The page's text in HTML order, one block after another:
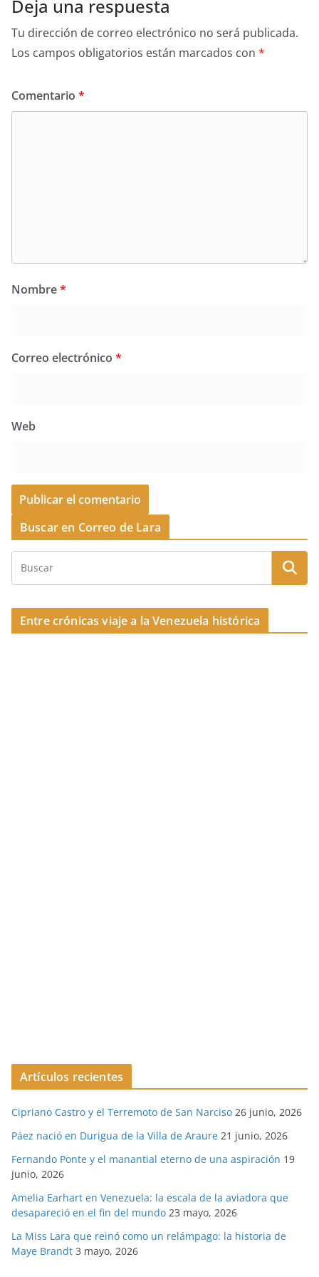
Deja una respuesta
Tu dirección de correo electrónico no será publicada.
Los campos obligatorios están marcados con *
Comentario *
Nombre*
Correo electrónico *
Web
Buscar en Correo de Lara
Entre crónicas viaje a la Venezuela histórica
Artículos recientes
Cipriano Castro y el Terremoto de San Narciso 26 junio, 2026
Páez nació en Durigua de la Villa de Araure 21 junio, 2026
Fernando Ponte y el manantial eterno de una aspiración 19
junio, 2026
Amelia Earhart en Venezuela: la escala de la aviadora que
desapareció en el fin del mundo 23 mayo, 2026
La Miss Lara que reinó como un relámpago: la historia de
Maye Brandt 3 mayo, 2026